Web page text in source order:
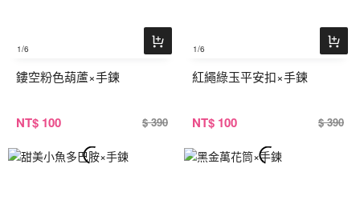
1/6
鏤空粉色葫蘆×手鍊
NT$ 100 $ 390
1/6
紅繩綠玉平安扣×手鍊
NT$ 100 $ 390